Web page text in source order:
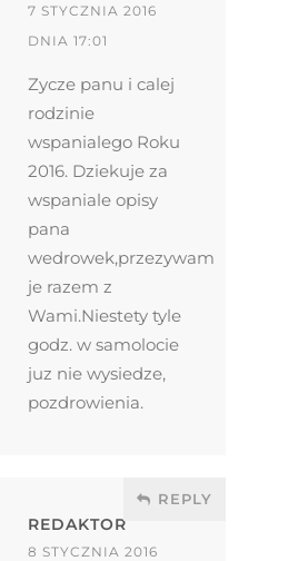
7 STYCZNIA 2016
DNIA 17:01
Zycze panu i calej
rodzinie
wspanialego Roku
2016. Dziekuje za
wspaniale opisy
pana
wedrowek,przezywam
je razem z
Wami.Niestety tyle
godz. w samolocie
juz nie wysiedze,
pozdrowienia.
REDAKTOR
8 STYCZNIA 2016
REPLY